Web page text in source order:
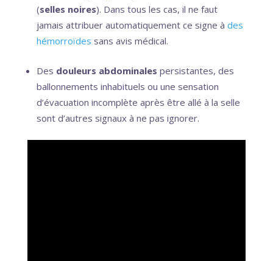
(selles noires). Dans tous les cas, il ne faut
jamais attribuer automatiquement ce signe à des
hémorroïdes sans avis médical.
Des douleurs abdominales persistantes, des
ballonnements inhabituels ou une sensation
d’évacuation incomplète après être allé à la selle
sont d’autres signaux à ne pas ignorer.